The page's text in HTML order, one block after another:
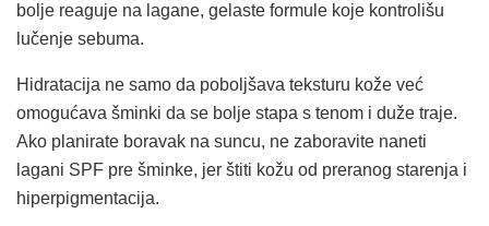
bolje reaguje na lagane, gelaste formule koje kontrolišu
lučenje sebuma.
Hidratacija ne samo da poboljšava teksturu kože već
omogućava šminki da se bolje stapa s tenom i duže traje.
Ako planirate boravak na suncu, ne zaboravite naneti
lagani SPF pre šminke, jer štiti kožu od preranog starenja i
hiperpigmentacija.